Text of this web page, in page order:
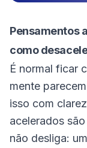
Pensamentos
como
É normal ficar
mente
isso com
acelerados
não desliga: